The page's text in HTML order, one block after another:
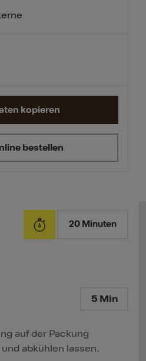
bestellen
kopieren
20 Minuten
5 Min
auf der Packung
abkühlen lassen.